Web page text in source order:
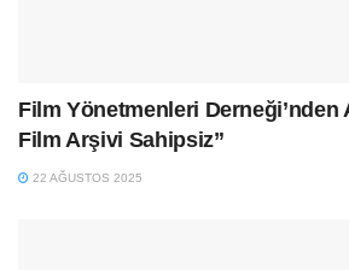
Film Yönetmenleri Derneği’nden
Film Arşivi Sahipsiz”
22 AĞUSTOS 2025